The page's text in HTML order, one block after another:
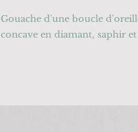
Gouache d'une boucle
concave en diamant, saphir